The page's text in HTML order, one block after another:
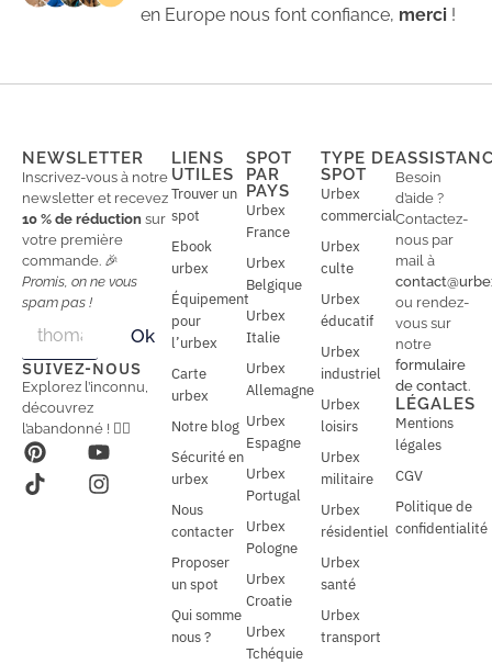
en Europe nous font confiance, merci !
NEWSLETTER
Inscrivez-vous à notre
newsletter et recevez
10 % de réduction sur
votre première
commande. 🎉
Promis, on ne vous
spam pas !
a
i
l
a
i
l
*
Ok
SUIVEZ-NOUS
Explorez l’inconnu,
découvrez
l’abandonné ! 🕵️‍♂️
LIENS
UTILES
Trouver un
spot
Ebook
urbex
Équipement
pour
l’urbex
Carte
urbex
Notre blog
Sécurité en
urbex
Nous
contacter
Proposer
un spot
Qui somme
nous ?
SPOT
PAR
PAYS
Urbex
France
Urbex
Belgique
Urbex
Italie
Urbex
Allemagne
Urbex
Espagne
Urbex
Portugal
Urbex
Pologne
Urbex
Croatie
Urbex
Tchéquie
TYPE DE
SPOT
Urbex
commercial
Urbex
culte
Urbex
éducatif
Urbex
industriel
Urbex
loisirs
Urbex
militaire
Urbex
résidentiel
Urbex
santé
Urbex
transport
Besoin
d’aide ?
Contactez-
nous par
mail à
ou rendez-
vous sur
notre
formulaire
de contact.
LÉGALES
Mentions
légales
CGV
Politique de
confidentialité